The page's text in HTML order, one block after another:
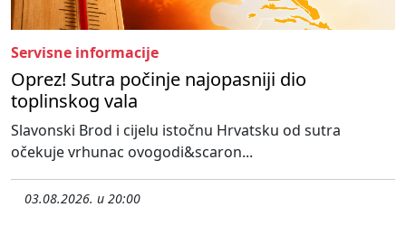
Servisne informacije
Oprez! Sutra počinje najopasniji dio
toplinskog vala
Slavonski Brod i cijelu istočnu Hrvatsku od sutra
očekuje vrhunac ovogodi&scaron...
03.08.2026. u 20:00